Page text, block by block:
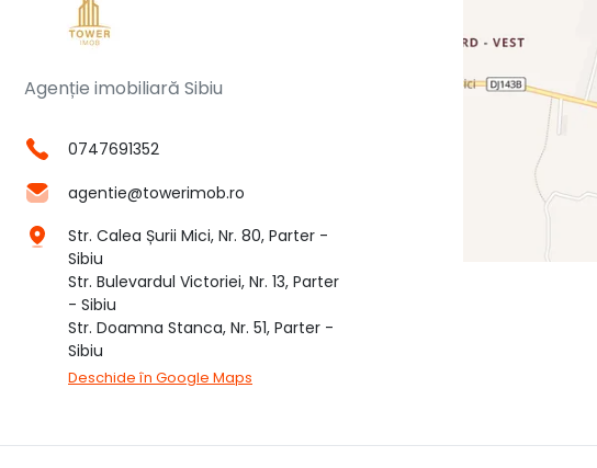
Agenție imobiliară Sibiu
0747691352
agentie@towerimob.ro
Str. Calea Șurii Mici, Nr. 80, Parter -
Sibiu
Str. Bulevardul Victoriei, Nr. 13, Parter
- Sibiu
Str. Doamna Stanca, Nr. 51, Parter -
Sibiu
Deschide în Google Maps